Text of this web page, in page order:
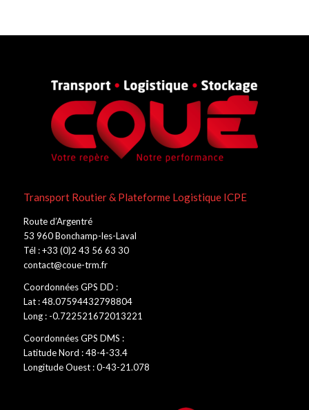
Transport Routier & Plateforme Logistique ICPE
Route d’Argentré
53 960 Bonchamp-les-Laval
Tél : +33 (0)2 43 56 63 30
contact@coue-trm.fr
Coordonnées GPS DD :
Lat : 48.07594432798804
Long : -0.722521672013221
Coordonnées GPS DMS :
Latitude Nord : 48-4-33.4
Longitude Ouest : 0-43-21.078